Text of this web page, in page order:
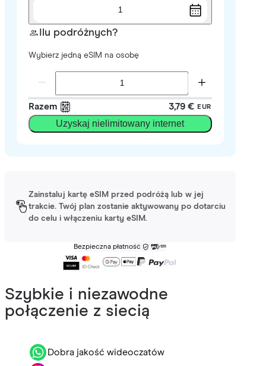
1
Ilu podróżnych?
Wybierz jedną eSIM na osobę
Razem 3,79 € EUR
Uzyskaj nielimitowany internet
Zainstaluj kartę eSIM przed podróżą lub w jej
trakcie. Twój plan zostanie aktywowany po dotarciu
do celu i włączeniu karty eSIM.
Bezpieczna płatność
Szybkie i niezawodne
połączenie z siecią
Dobra jakość wideoczatów